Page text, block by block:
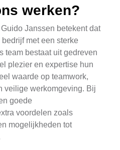
werken?
Janssen betekent dat
met een sterke
team bestaat uit gedreven
plezier en expertise hun
waarde op teamwork,
veilige werkomgeving. Bij
goede
voordelen zoals
mogelijkheden tot